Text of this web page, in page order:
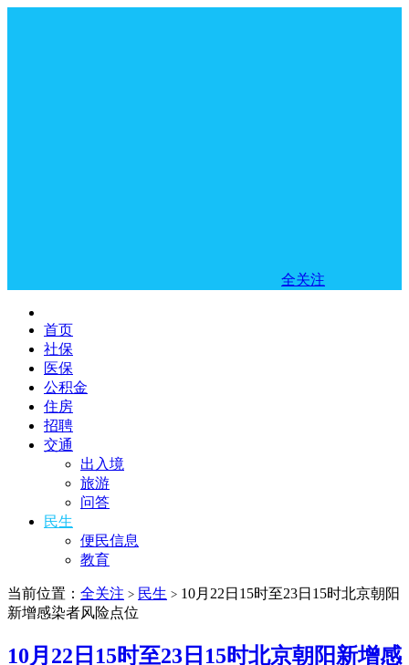
全关注
首页
社保
医保
公积金
住房
招聘
交通
出入境
旅游
问答
民生
便民信息
教育
当前位置： 全关注 > 民生 > 10月22日15时至23日15时北京朝阳
新增感染者风险点位
10月22日15时至23日15时北京朝阳新增感